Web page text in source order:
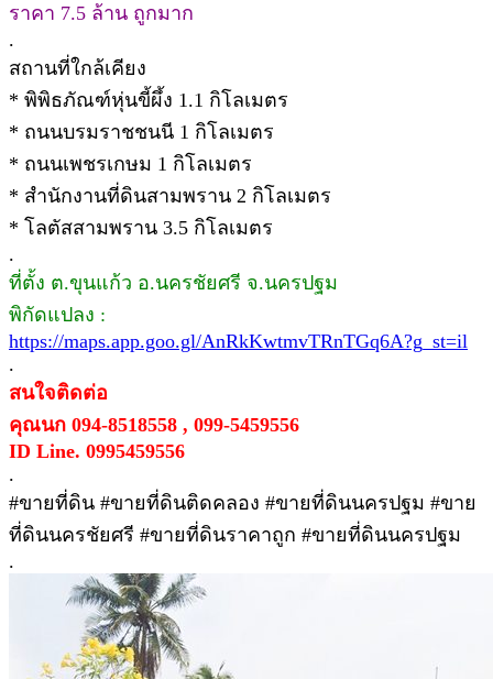
ราคา 7.5 ล้าน ถูกมาก
.
สถานที่ใกล้เคียง
* พิพิธภัณฑ์หุ่นขี้ผึ้ง 1.1 กิโลเมตร
* ถนนบรมราชชนนี 1 กิโลเมตร
* ถนนเพชรเกษม 1 กิโลเมตร
* สำนักงานที่ดินสามพราน 2 กิโลเมตร
* โลตัสสามพราน 3.5 กิโลเมตร
.
ที่ตั้ง ต.ขุนแก้ว อ.นครชัยศรี จ.นครปฐม
พิกัดแปลง :
https://maps.app.goo.gl/AnRkKwtmvTRnTGq6A?g_st=il
.
สนใจติดต่อ
คุณนก 094-8518558 , 099-5459556
ID Line. 0995459556
.
#ขายที่ดิน #ขายที่ดินติดคลอง #ขายที่ดินนครปฐม #ขาย
ที่ดินนครชัยศรี #ขายที่ดินราคาถูก #ขายที่ดินนครปฐม
.